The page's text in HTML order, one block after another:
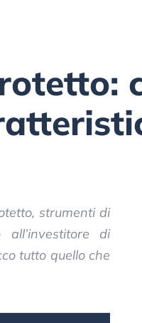
strumenti di
di
tutto quello che